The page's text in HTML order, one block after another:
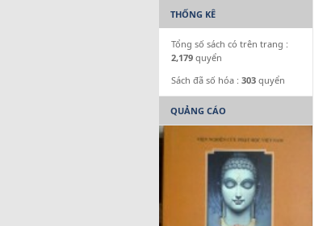
THỐNG KÊ
Tổng số sách có trên trang :
2,179 quyển
Sách đã số hóa : 303 quyển
QUẢNG CÁO